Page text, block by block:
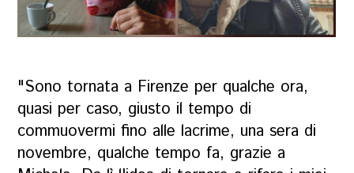
"Sono tornata a Firenze per qualche ora,
quasi per caso, giusto il tempo di
commuovermi fino alle lacrime, una sera di
novembre, qualche tempo fa, grazie a